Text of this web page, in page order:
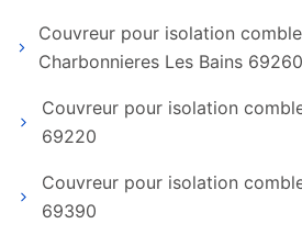
Couvreur pour isolation
Charbonnieres Les Bains 69260
Couvreur pour isolation
69220
Couvreur pour isolation
69390